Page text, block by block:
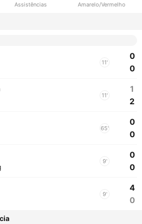
Assistências Amarelo/Vermelho
11'
0
0
11'
1
2
65'
0
0
9'
0
0
9'
4
0